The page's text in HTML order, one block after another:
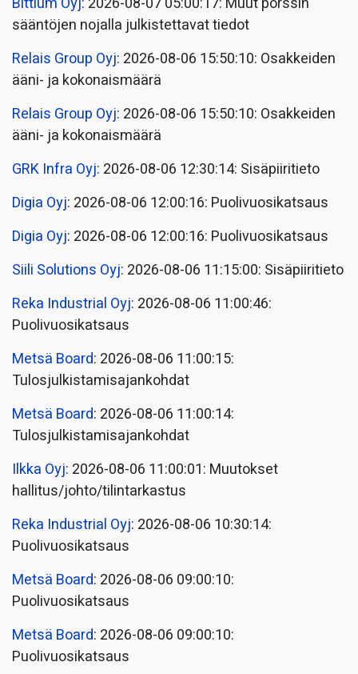
sääntöjen nojalla julkistettavat tiedot
Relais Group Oyj: 2026-08-06 15:50:10: Osakkeiden
ääni- ja kokonaismäärä
Relais Group Oyj: 2026-08-06 15:50:10: Osakkeiden
ääni- ja kokonaismäärä
GRK Infra Oyj: 2026-08-06 12:30:14: Sisäpiiritieto
Digia Oyj: 2026-08-06 12:00:16: Puolivuosikatsaus
Digia Oyj: 2026-08-06 12:00:16: Puolivuosikatsaus
Siili Solutions Oyj: 2026-08-06 11:15:00: Sisäpiiritieto
Reka Industrial Oyj: 2026-08-06 11:00:46:
Puolivuosikatsaus
Metsä Board: 2026-08-06 11:00:15:
Tulosjulkistamisajankohdat
Metsä Board: 2026-08-06 11:00:14:
Tulosjulkistamisajankohdat
Ilkka Oyj: 2026-08-06 11:00:01: Muutokset
hallitus/johto/tilintarkastus
Reka Industrial Oyj: 2026-08-06 10:30:14:
Puolivuosikatsaus
Metsä Board: 2026-08-06 09:00:10:
Puolivuosikatsaus
Metsä Board: 2026-08-06 09:00:10:
Puolivuosikatsaus